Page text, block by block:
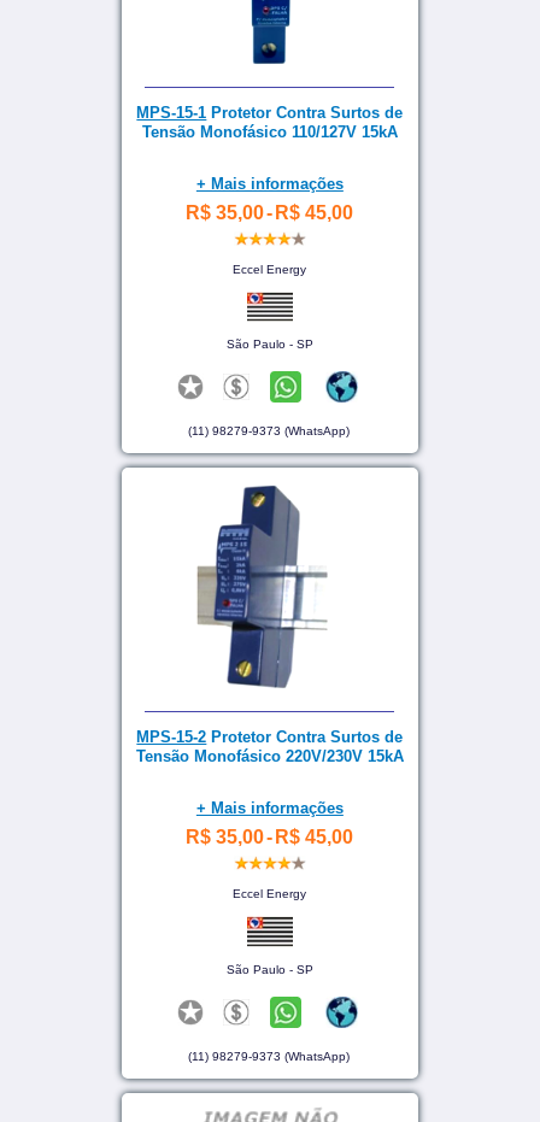
MPS-15-1 Protetor Contra Surtos de
Tensão Monofásico 110/127V 15kA
+ Mais informações
R$ 35,00- R$ 45,00
Eccel Energy
São Paulo - SP
(11) 98279-9373 (WhatsApp)
MPS-15-2 Protetor Contra Surtos de
Tensão Monofásico 220V/230V 15kA
+ Mais informações
R$ 35,00- R$ 45,00
Eccel Energy
São Paulo - SP
(11) 98279-9373 (WhatsApp)